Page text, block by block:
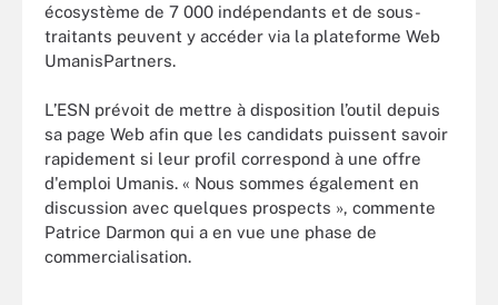
écosystème de 7 000 indépendants et de sous-
traitants peuvent y accéder via la plateforme Web
UmanisPartners.
L’ESN prévoit de mettre à disposition l’outil depuis
sa page Web afin que les candidats puissent savoir
rapidement si leur profil correspond à une offre
d'emploi Umanis. « Nous sommes également en
discussion avec quelques prospects », commente
Patrice Darmon qui a en vue une phase de
commercialisation.